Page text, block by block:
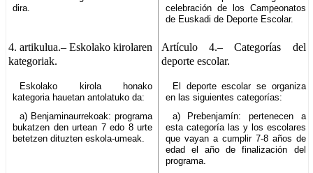
dira.
celebración de los Campeonatos
de Euskadi de Deporte Escolar.
4. artikulua.–Eskolako kirolaren
kategoriak.
Artículo 4.–Categorías del
deporte escolar.
Eskolako kirola honako
kategoria hauetan antolatuko da:
El deporte escolar se organiza
en las siguientes categorías:
a) Benjaminaurrekoak: programa
bukatzen den urtean 7 edo 8 urte
betetzen dituzten eskola-umeak.
a) Prebenjamín: pertenecen a
esta categoría las y los escolares
que vayan a cumplir 7-8 años de
edad el año de finalización del
programa.